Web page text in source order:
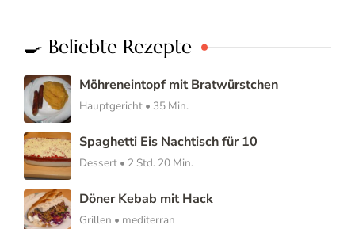
🍳 Beliebte Rezepte
Möhreneintopf mit Bratwürstchen
Hauptgericht • 35 Min.
Spaghetti Eis Nachtisch für 10
Dessert • 2 Std. 20 Min.
Döner Kebab mit Hack
Grillen • mediterran